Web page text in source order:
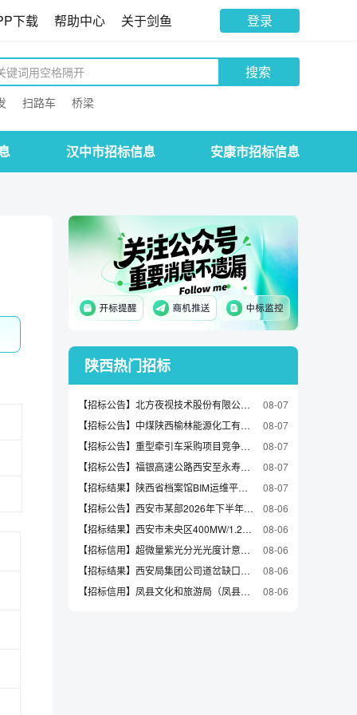
下载 帮助中心 关于剑鱼 登录
搜索
扫路车 桥梁
汉中市招标信息 安康市招标信息
陕西热门招标
【招标公告】北方夜视技术股份有限公司EBAPS传感器光电性能评价设备招标公告
08-07
【招标公告】中煤陕西榆林能源化工有限公司井下主排水系统扩容改造项目安装工程施工采购电缆询价通知
08-07
【招标公告】重型牵引车采购项目竞争性磋商公告
08-07
【招标公告】福银高速公路西安至永寿段改扩建工程LJ-1合同段项目经理部预埋钢板公开询比采购公告
08-07
【招标结果】陕西省档案馆BIM运维平台项目(二次)中标（成交）结果公告
08-07
【招标公告】西安市某部2026年下半年役前教育招标公告（2026-VGBYBE-F1013）
08-06
【招标结果】西安市未央区400MW/1.2GWh新型独立储能项目地基承载力及材料检测服务-结果公告
08-06
【招标信用】超微量紫光分光光度计意向公开(2026-yxgs-207)(第1包)
08-06
【招标结果】西安局集团公司道岔缺口监测装置购置中标候选人公示
08-06
【招标信用】凤县文化和旅游局（凤县文物局）凤县文化和旅游资源普查技术支持服务项目履约验收公告
08-06